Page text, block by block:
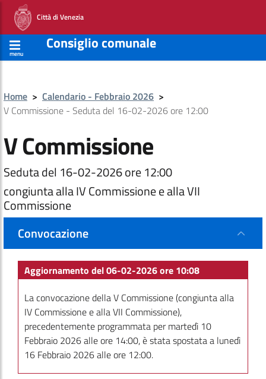
Città di Venezia
menu
Consiglio comunale
Home > Calendario - Febbraio 2026 >
V Commissione - Seduta del 16-02-2026 ore 12:00
V Commissione
Seduta del 16-02-2026 ore 12:00
congiunta alla IV Commissione e alla VII
Commissione
Convocazione
Aggiornamento del 06-02-2026 ore 10:08
La convocazione della V Commissione (congiunta alla
IV Commissione e alla VII Commissione),
precedentemente programmata per martedì 10
Febbraio 2026 alle ore 14:00, è stata spostata a lunedì
16 Febbraio 2026 alle ore 12:00.